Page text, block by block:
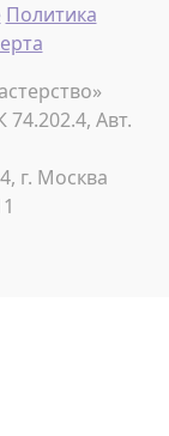
Политика
74.202.4, Авт.
г. Москва